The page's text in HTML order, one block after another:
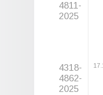
4811-
2025
4318-
4862-
2025